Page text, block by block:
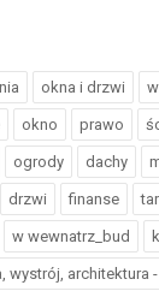
okna i drzwi
okno prawo
ogrody dachy
drzwi finanse
w wewnatrz_bud
wystrój, architektura